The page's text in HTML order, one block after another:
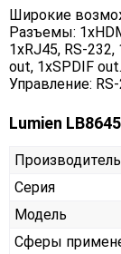
Широкие
Разъемы:
1xRJ45, RS-232,
out, 1xSPDIF out.
Управление:
Lumien
Производитель
Серия
Модель
Сферы